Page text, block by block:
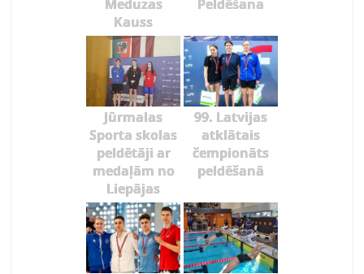
Meduzas
Kauss
Peldēšana
Jūrmalas
Sporta skolas
peldētāji ar
medaļām no
Liepājas
99. Latvijas
atklātais
čempionāts
peldēšanā